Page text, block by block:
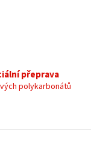
přeprava
polykarbonátů